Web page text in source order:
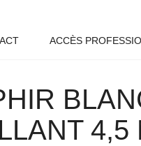
ACCÈS
4,5